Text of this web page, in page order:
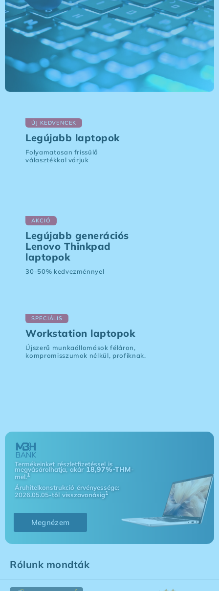
ÚJ KEDVENCEK
Legújabb laptopok
Folyamatosan frissülő
választékkal várjuk
AKCIÓ
Legújabb generációs
Lenovo Thinkpad
laptopok
30-50% kedvezménnyel
SPECIÁLIS
Workstation laptopok
Újszerű munkaállomások féláron,
kompromisszumok nélkül, profiknak.
Termékeinket részletfizetéssel is
megvásárolhatja, akár 18,97%-THM-
mel.1
Áruhitelkonstrukció érvényessége:
2026.05.05-től visszavonásig1
Megnézem
Rólunk mondták